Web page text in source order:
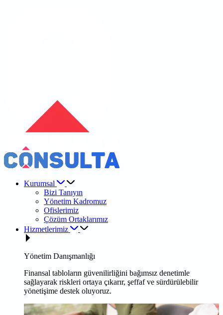
Kurumsal
Bizi Tanıyın
Yönetim Kadromuz
Ofislerimiz
Çözüm Ortaklarımız
Hizmetlerimiz
Yönetim Danışmanlığı
Finansal tabloların güvenilirliğini bağımsız denetimle
sağlayarak riskleri ortaya çıkarır, şeffaf ve sürdürülebilir
yönetişime destek oluyoruz.